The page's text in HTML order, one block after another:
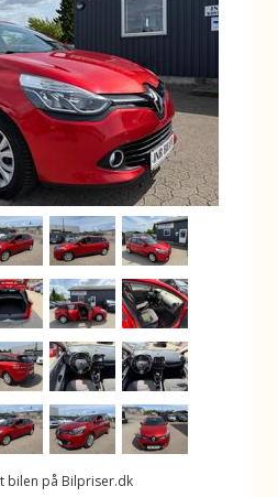
bilen på Bilpriser.dk